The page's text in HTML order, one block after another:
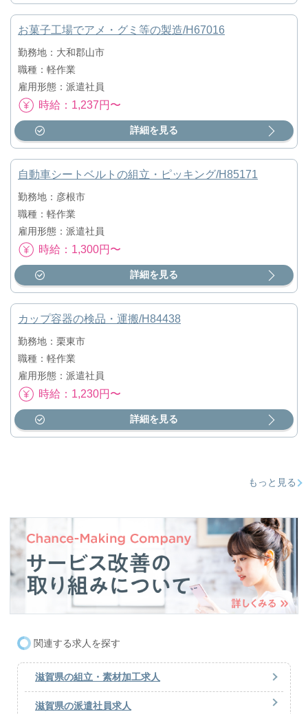
お菓子工場でアメ・グミ等の製造/H67016
勤務地：大和郡山市
職種：軽作業
雇用形態：派遣社員
時給：1,237円〜
詳細を見る
自動車シートベルトの組立・ピッキング/H85171
勤務地：彦根市
職種：軽作業
雇用形態：派遣社員
時給：1,300円〜
詳細を見る
カップ容器の検品・運搬/H84438
勤務地：栗東市
職種：軽作業
雇用形態：派遣社員
時給：1,230円〜
詳細を見る
もっと見る
関連する求人を探す
滋賀県の組立・素材加工求人
滋賀県の派遣社員求人